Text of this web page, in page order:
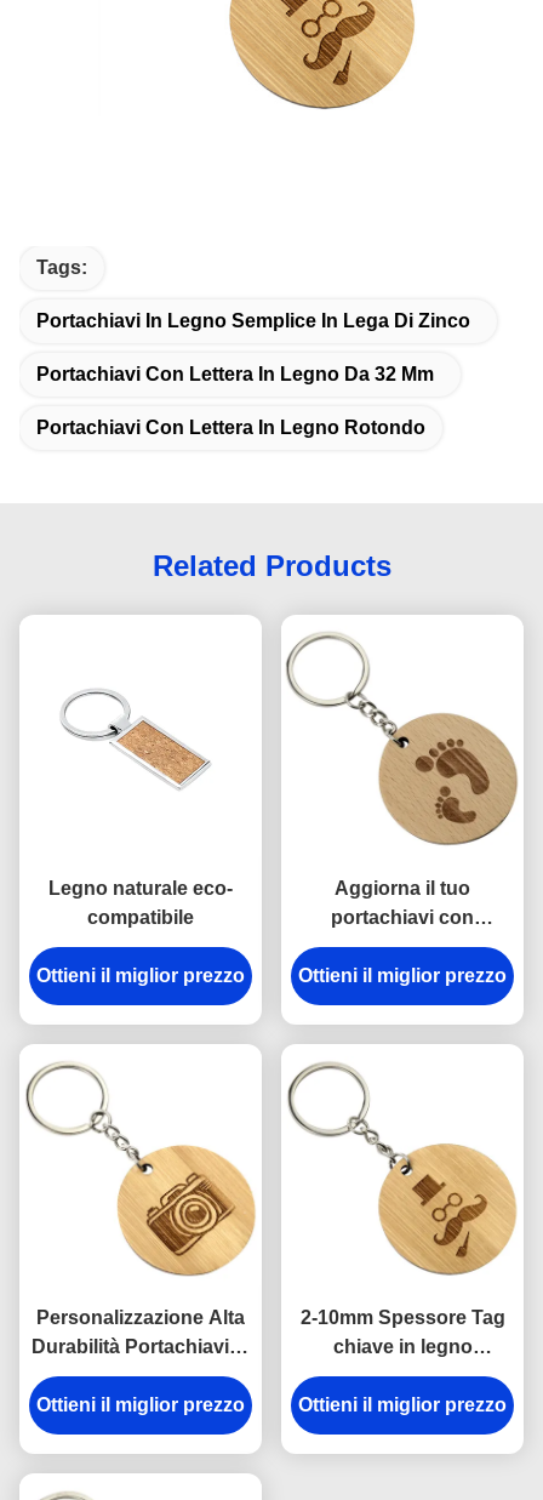
Tags:
Portachiavi In ​​legno Semplice In Lega Di Zinco
Portachiavi Con Lettera In Legno Da 32 Mm
Portachiavi Con Lettera In Legno Rotondo
Related Products
Legno naturale eco-
compatibile
Ottieni il miglior prezzo
Aggiorna il tuo
portachiavi con
portachiavi in legno
incisi, ecologico e
naturale
Ottieni il miglior prezzo
Personalizzazione Alta
Durabilità Portachiavi in
legno incisione per
regali corporativi incisi
su misura
Ottieni il miglior prezzo
2-10mm Spessore Tag
chiave in legno
incisione per eventi
aziendali Decorazione
personalizzata
Ottieni il miglior prezzo